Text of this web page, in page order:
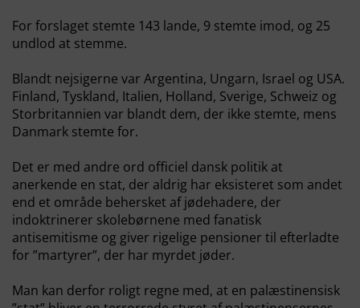
For forslaget stemte 143 lande, 9 stemte imod, og 25
undlod at stemme.
Blandt nejsigerne var Argentina, Ungarn, Israel og USA.
Finland, Tyskland, Italien, Holland, Sverige, Schweiz og
Storbritannien var blandt dem, der ikke stemte, mens
Danmark stemte for.
Det er med andre ord officiel dansk politik at
anerkende en stat, der aldrig har eksisteret som andet
end et område behersket af jødehadere, der
indoktrinerer skolebørnene med fanatisk
antisemitisme og giver rigelige pensioner til efterladte
for ”martyrer”, der har myrdet jøder.
Man kan derfor roligt regne med, at en palæstinensisk